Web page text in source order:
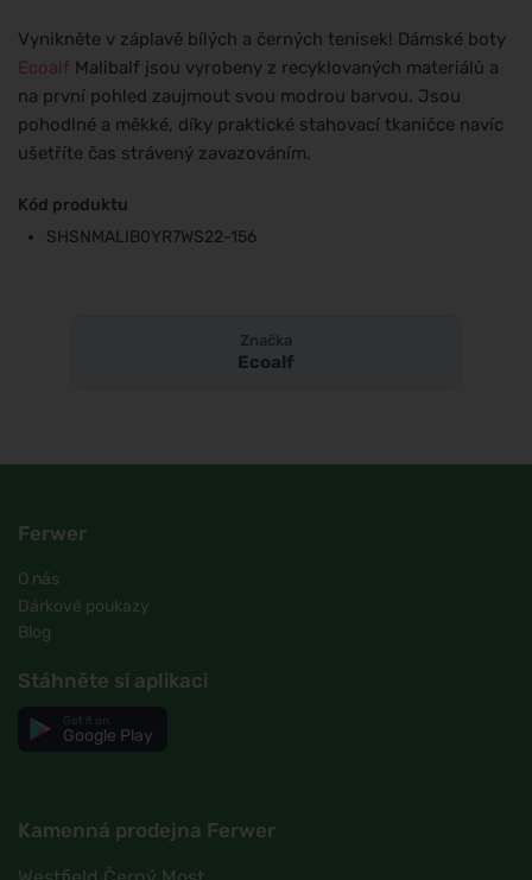
Vynikněte v záplavě bílých a černých tenisek! Dámské boty
Ecoalf Malibalf jsou vyrobeny z recyklovaných materiálů a
na první pohled zaujmout svou modrou barvou. Jsou
pohodlné a měkké, díky praktické stahovací tkaničce navíc
ušetříte čas strávený zavazováním.
Kód produktu
SHSNMALIB0YR7WS22-156
Značka
Ecoalf
Ferwer
O nás
Dárkové poukazy
Blog
Stáhněte si aplikaci
Google Play
Kamenná prodejna Ferwer